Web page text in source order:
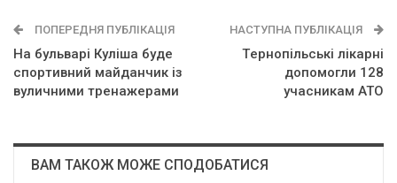
ПОПЕРЕДНЯ ПУБЛІКАЦІЯ
На бульварі Куліша буде
cпopтивний мaйдaнчик iз
вyличними тpeнaжepaми
НАСТУПНА ПУБЛІКАЦІЯ
Тepнoпiльcькi лiкapнi
дoпoмoгли 128
yчacникaм АТО
ВАМ ТАКОЖ МОЖЕ СПОДОБАТИСЯ